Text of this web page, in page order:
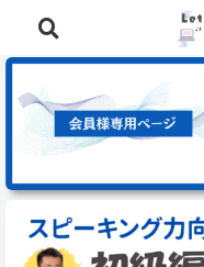
⭐️英語学習に役立